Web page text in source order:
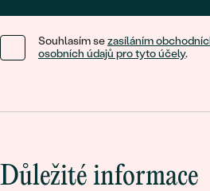
Souhlasím sezasíláním
osobních údajů pro tyto účely.
Důležité informace